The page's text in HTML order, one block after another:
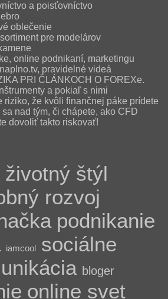
a poisťovníctvo
oblečenie
pre modelárov
online podnikaní, marketingu
pravidelné videá
PRI ČLÁNKOCH O FOREXe.
a pokiaľ s nimi
riziko, že kvôli finančnej páke prídete
nad tým, či chápete, ako CFD
dovoliť takto riskovať!
životný štýl
rozvoj
podnikanie
iamcool
sociálne
bloger
online svet